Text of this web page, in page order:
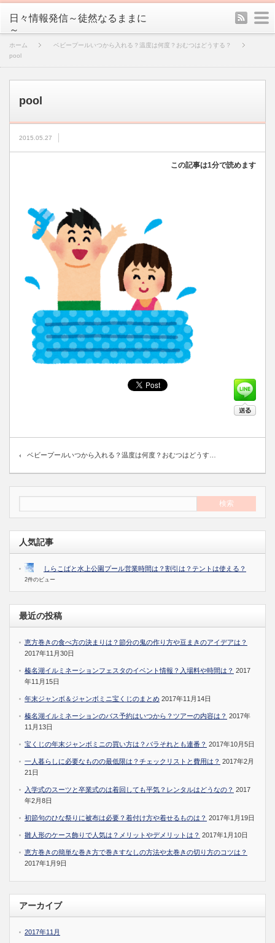
日々情報発信～徒然なるままに
～
rss
ホーム
ベビープールいつから入れる？温度は何度？おむつはどうする？
pool
pool
2015.05.27
この記事は1分で読めます
ベビープールいつから入れる？温度は何度？おむつはどうす…
人気記事
しらこばと水上公園プール営業時間は？割引は？テントは使える？
2件のビュー
最近の投稿
恵方巻きの食べ方の決まりは？節分の鬼の作り方や豆まきのアイデアは？
2017年11月30日
榛名湖イルミネーションフェスタのイベント情報？入場料や時間は？ 2017
年11月15日
年末ジャンボ＆ジャンボミニ宝くじのまとめ 2017年11月14日
榛名湖イルミネーションのバス予約はいつから？ツアーの内容は？ 2017年
11月13日
宝くじの年末ジャンボミニの買い方は？バラそれとも連番？ 2017年10月5日
一人暮らしに必要なものの最低限は？チェックリストと費用は？ 2017年2月
21日
入学式のスーツと卒業式のは着回しても平気？レンタルはどうなの？ 2017
年2月8日
初節句のひな祭りに被布は必要？着付け方や着せるものは？ 2017年1月19日
雛人形のケース飾りで人気は？メリットやデメリットは？ 2017年1月10日
恵方巻きの簡単な巻き方で巻きすなしの方法や太巻きの切り方のコツは？
2017年1月9日
アーカイブ
2017年11月